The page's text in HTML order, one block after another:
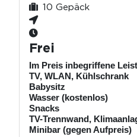
10 Gepäck
Frei
Im Preis inbegriffene
TV, WLAN, Kühlschrank
Babysitz
Wasser (kostenlos)
Snacks
TV-Trennwand,
Minibar (gegen Aufpreis)